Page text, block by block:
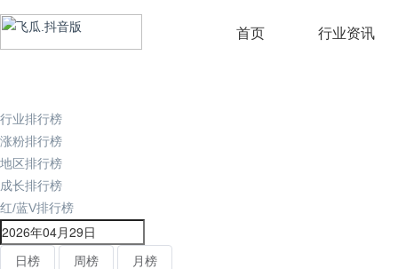
首页 行业资讯
行业排行榜
涨粉排行榜
地区排行榜
成长排行榜
红/蓝V排行榜
日榜 周榜
月榜